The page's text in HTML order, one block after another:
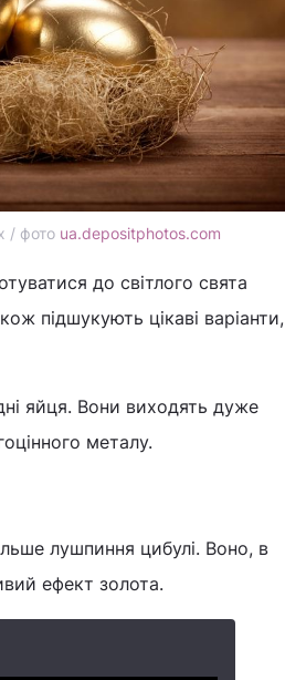
/ фото ua.depositphotos.com
до світлого свята
підшукують цікаві варіанти,
яйця. Вони виходять дуже
металу.
лушпиння цибулі. Воно, в
ефект золота.